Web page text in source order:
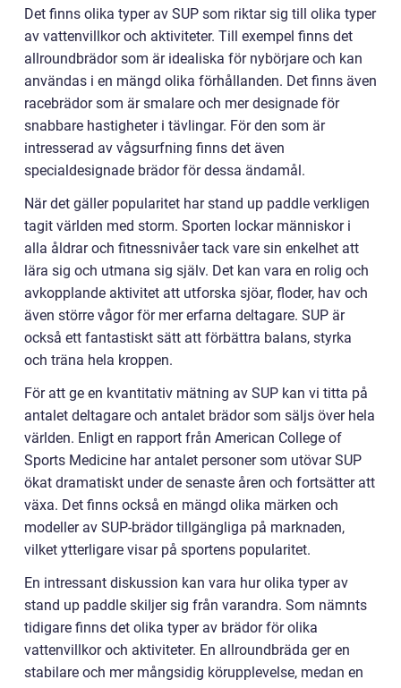
Det finns olika typer av SUP som riktar sig till olika typer
av vattenvillkor och aktiviteter. Till exempel finns det
allroundbrädor som är idealiska för nybörjare och kan
användas i en mängd olika förhållanden. Det finns även
racebrädor som är smalare och mer designade för
snabbare hastigheter i tävlingar. För den som är
intresserad av vågsurfning finns det även
specialdesignade brädor för dessa ändamål.
När det gäller popularitet har stand up paddle verkligen
tagit världen med storm. Sporten lockar människor i
alla åldrar och fitnessnivåer tack vare sin enkelhet att
lära sig och utmana sig själv. Det kan vara en rolig och
avkopplande aktivitet att utforska sjöar, floder, hav och
även större vågor för mer erfarna deltagare. SUP är
också ett fantastiskt sätt att förbättra balans, styrka
och träna hela kroppen.
För att ge en kvantitativ mätning av SUP kan vi titta på
antalet deltagare och antalet brädor som säljs över hela
världen. Enligt en rapport från American College of
Sports Medicine har antalet personer som utövar SUP
ökat dramatiskt under de senaste åren och fortsätter att
växa. Det finns också en mängd olika märken och
modeller av SUP-brädor tillgängliga på marknaden,
vilket ytterligare visar på sportens popularitet.
En intressant diskussion kan vara hur olika typer av
stand up paddle skiljer sig från varandra. Som nämnts
tidigare finns det olika typer av brädor för olika
vattenvillkor och aktiviteter. En allroundbräda ger en
stabilare och mer mångsidig körupplevelse, medan en